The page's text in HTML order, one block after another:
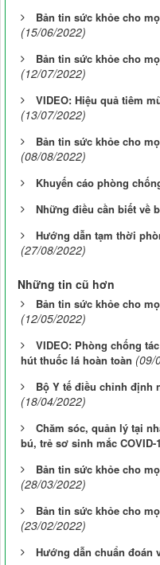
Bản tin sức khỏe cho
(15/06/2022)
Bản tin sức khỏe cho
(12/07/2022)
VIDEO: Hiệu quả tiêm
(13/07/2022)
Bản tin sức khỏe cho
(08/08/2022)
Khuyến cáo phòng
Những điều cần biết về
Hướng dẫn tạm thời
(27/08/2022)
Những tin cũ hơn
Bản tin sức khỏe cho
(12/05/2022)
VIDEO: Phòng chống
hút thuốc lá hoàn toàn (09/
Bộ Y tế điều chỉnh định
(18/04/2022)
Chăm sóc, quản lý tại
bú, trẻ sơ sinh mắc COVID-
Bản tin sức khỏe cho
(28/03/2022)
Bản tin sức khỏe cho
(23/02/2022)
Hướng dẫn chuẩn đoán